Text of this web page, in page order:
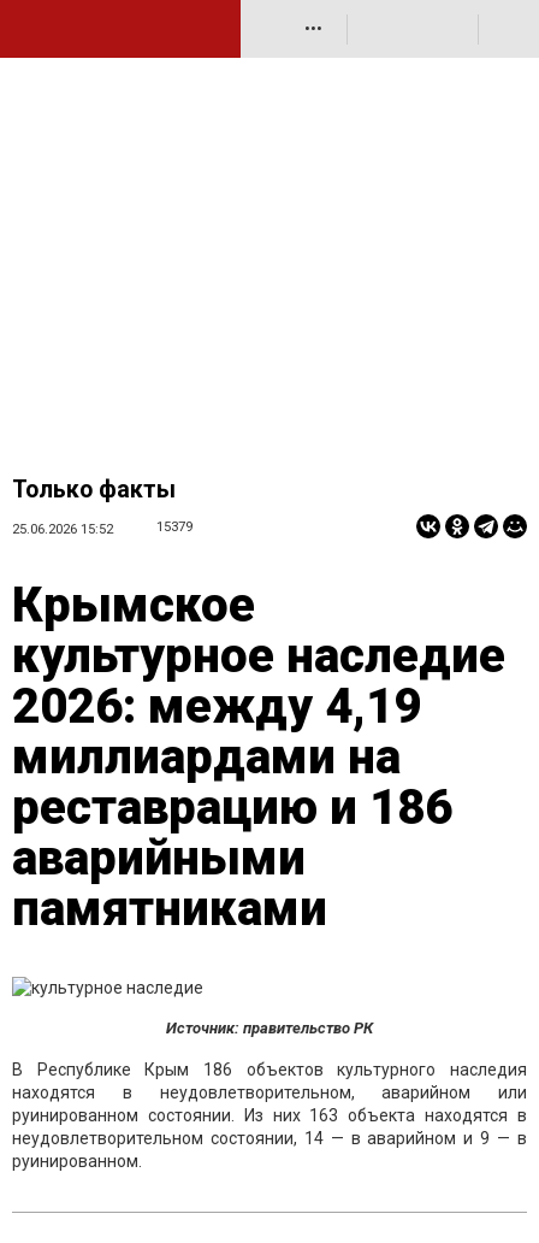
•••
Только факты
25.06.2026 15:52 15379
Крымское
культурное наследие
2026: между 4,19
миллиардами на
реставрацию и 186
аварийными
памятниками
Источник: правительство РК
В Республике Крым 186 объектов культурного наследия
находятся в неудовлетворительном, аварийном или
руинированном состоянии. Из них 163 объекта находятся в
неудовлетворительном состоянии, 14 — в аварийном и 9 — в
руинированном.